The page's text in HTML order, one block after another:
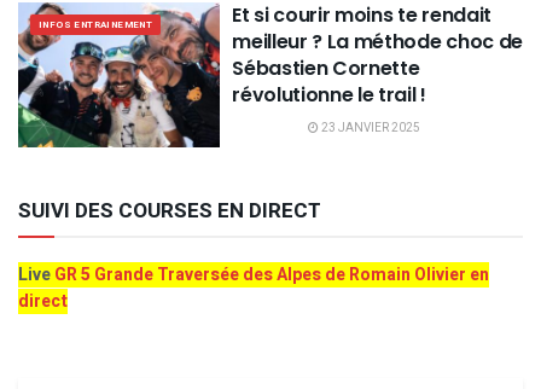
INFOS ENTRAINEMENT
Et si courir moins te rendait
meilleur ? La méthode choc de
Sébastien Cornette
révolutionne le trail !
23 JANVIER 2025
SUIVI DES COURSES EN DIRECT
LiveGR 5 Grande Traversée des Alpes de Romain Olivier en
direct